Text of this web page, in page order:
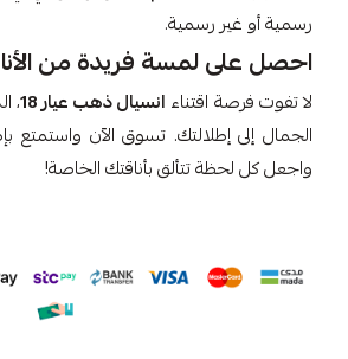
رسمية أو غير رسمية.
احصل على لمسة فريدة من
لا تفوت فرصة اقتناء انسيال ذهب عيار 18
،
الجمال إلى إطلالتك. تسوق الآن واستمتع
واجعل كل لحظة تتألق بأناقتك الخاصة!